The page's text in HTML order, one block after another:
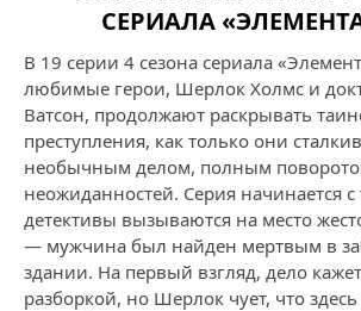
СЕРИАЛА
В 19 серии 4 сезона сериала
любимые герои, Шерлок Холмс и
Ватсон, продолжают раскрывать
преступления, как только они
необычным делом, полным
неожиданностей. Серия начинается с
детективы вызываются на место
— мужчина был найден мертвым в
здании. На первый взгляд, дело
разборкой, но Шерлок чует, что здесь